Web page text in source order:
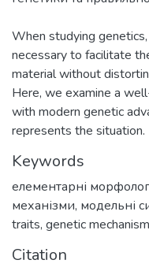
When studying
necessary to facilitate
material without
Here, we examine a
with modern genetic
represents the situation.
Keywords
елементарні
механізми, модельні
traits, genetic
Citation